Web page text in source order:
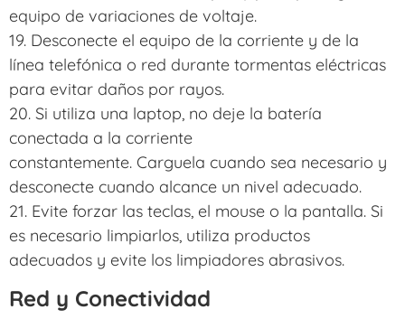
equipo de variaciones de voltaje.
19. Desconecte el equipo de la corriente y de la
línea telefónica o red durante tormentas eléctricas
para evitar daños por rayos.
20. Si utiliza una laptop, no deje la batería
conectada a la corriente
constantemente. Carguela cuando sea necesario y
desconecte cuando alcance un nivel adecuado.
21. Evite forzar las teclas, el mouse o la pantalla. Si
es necesario limpiarlos, utiliza productos
adecuados y evite los limpiadores abrasivos.
Red y Conectividad